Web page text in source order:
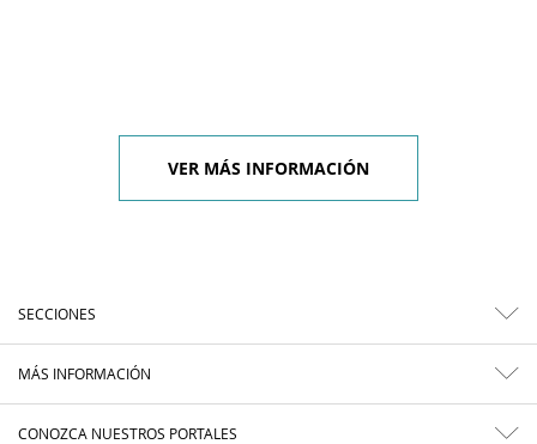
VER MÁS INFORMACIÓN
SECCIONES
MÁS INFORMACIÓN
CONOZCA NUESTROS PORTALES